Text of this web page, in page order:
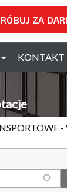
ZA
KONTAKT